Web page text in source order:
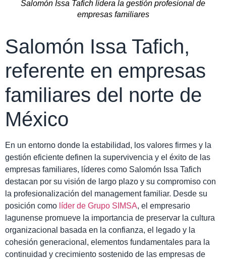
Salomón Issa Tafich lidera la gestión profesional de
empresas familiares
Salomón Issa Tafich,
referente en empresas
familiares del norte de
México
En un entorno donde la estabilidad, los valores firmes y la
gestión eficiente definen la supervivencia y el éxito de las
empresas familiares, líderes como Salomón Issa Tafich
destacan por su visión de largo plazo y su compromiso con
la profesionalización del management familiar. Desde su
posición como líder de Grupo SIMSA, el empresario
lagunense promueve la importancia de preservar la cultura
organizacional basada en la confianza, el legado y la
cohesión generacional, elementos fundamentales para la
continuidad y crecimiento sostenido de las empresas de